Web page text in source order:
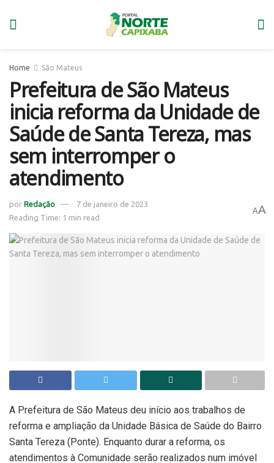
Home São Mateus
Prefeitura de São Mateus
inicia reforma da Unidade de
Saúde de Santa Tereza, mas
sem interromper o
atendimento
por Redação
7 de janeiro de 2023
Reading Time: 1 min read
AA
A Prefeitura de São Mateus deu início aos trabalhos de
reforma e ampliação da Unidade Básica de Saúde do Bairro
Santa Tereza (Ponte). Enquanto durar a reforma, os
atendimentos à Comunidade serão realizados num imóvel